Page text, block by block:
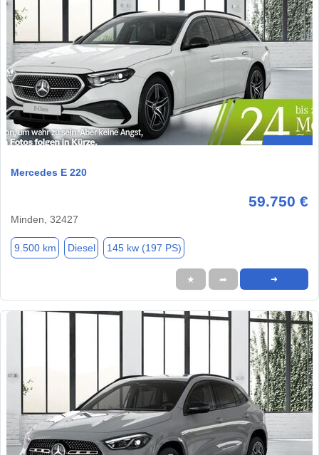
Mercedes E 220
59.750 €
Minden, 32427
9.500 km Diesel 145 kw (197 PS)
★ ➦ ➜